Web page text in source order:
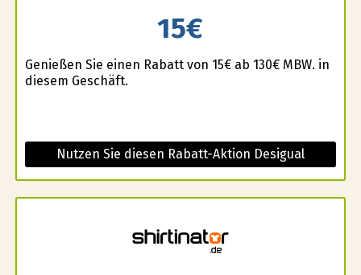
15€
Genießen Sie einen Rabatt von 15€ ab 130€ MBW. in
diesem Geschäft.
Nutzen Sie diesen Rabatt-Aktion Desigual